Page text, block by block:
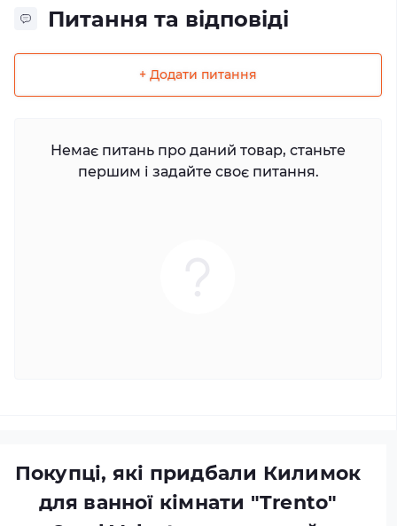
Питання та відповіді
+ Додати питання
Немає питань про даний товар, станьте
першим і задайте своє питання.
Покупці, які придбали Килимок
для ванної кімнати "Trento"